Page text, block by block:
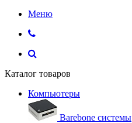
Меню
Каталог товаров
Компьютеры
Barebone системы